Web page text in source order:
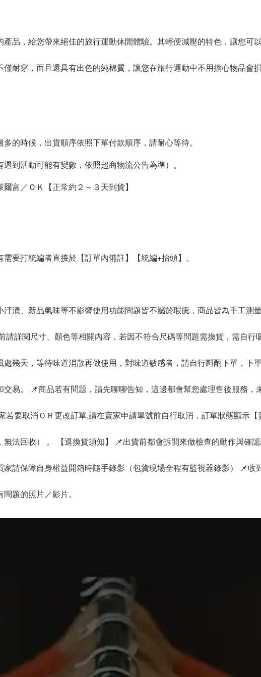
品，給您帶來絕佳的旅行運動休閒體驗。其輕便減壓的特色，讓您可
耐穿，而且還具有出色的純棉質，讓您在旅行運動中不用擔心物品會
的時候，出貨順序依照下單付款順序，請耐心等待。
到活動可能有變數，依照超商物流公告為準）。
富／ＯＫ【正常約２～３天到貨】
要打統編者直接於【訂單內備註】【統編+抬頭】。
漬、新品氣味等不影響使用功能問題皆不屬於瑕疵，商品皆為手工測
詳閱尺寸、顏色等相關內容，若因不符合尺碼等問題需換貨，需自行
幾天，等待味道消散再做使用，對味道敏感者，請自行斟酌下單，下
易。 📌商品若有問題，請先聊聊告知，這邊都會幫您處理售後服務，
若要取消ＯＲ更改訂單,請在賣家申請單號前自行取消，訂單狀態顯示
法回收） 。 【退換貨須知】 📌出貨前都會拆開來做檢查的動作與確
請保障自身權益開箱時隨手錄影（包貨現場全程有監視器錄影） 📌收
題的照片／影片。